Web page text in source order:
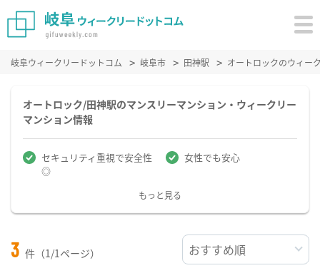
岐阜ウィークリードットコム 岐阜市 田神駅 オートロックのウィー
オートロック/田神駅のマンスリーマンション・ウィークリー
マンション情報
セキュリティ重視で安全性
◎
女性でも安心
もっと見る
3 件（1/1ページ）